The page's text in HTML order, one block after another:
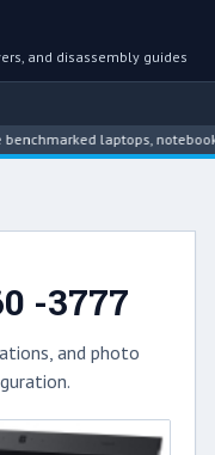
and disassembly guides
laptops,
-3777
and photo